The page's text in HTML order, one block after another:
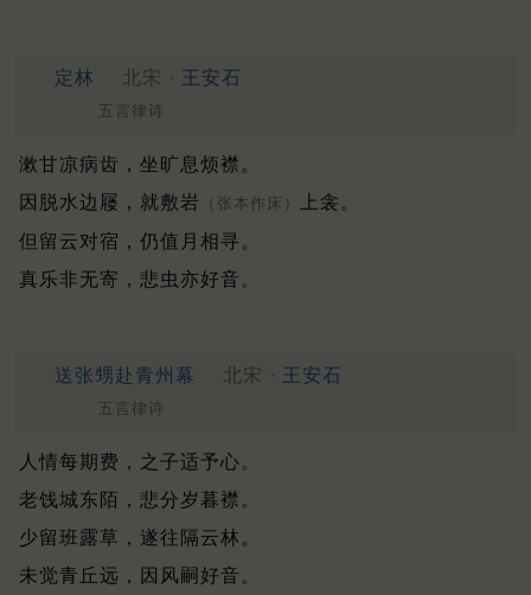
定林 北宋 · 王安石
五言律诗
漱甘凉病齿，坐旷息烦襟。
因脱水边屦，就敷岩
（张本作床）
上衾。
但留云对宿，仍值月相寻。
真乐非无寄，悲虫亦好音。
送张甥赴青州幕 北宋 · 王安石
五言律诗
人情每期费，之子适予心。
老饯城东陌，悲分岁暮襟。
少留班露草，遂往隔云林。
未觉青丘远，因风嗣好音。